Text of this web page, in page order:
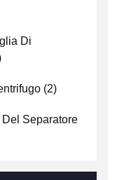
Di
(2)
Separatore